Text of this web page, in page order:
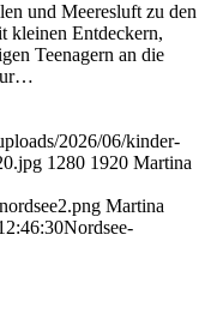
und Meeresluft zu den
kleinen Entdeckern,
Teenagern an die
2026/06/kinder-
1280 1920 Martina
Martina
Nordsee-